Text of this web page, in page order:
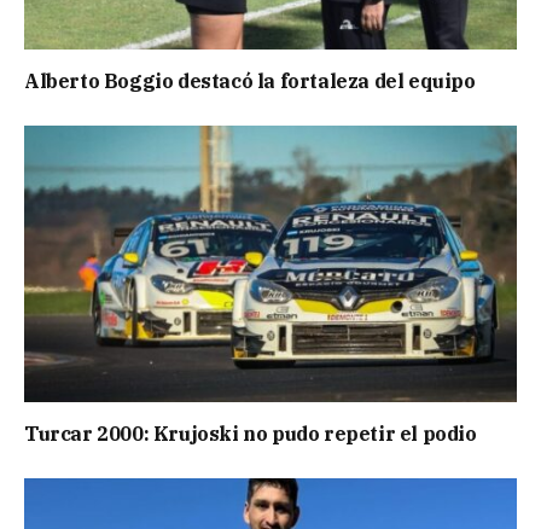
Alberto Boggio destacó la fortaleza del equipo
Turcar 2000: Krujoski no pudo repetir el podio